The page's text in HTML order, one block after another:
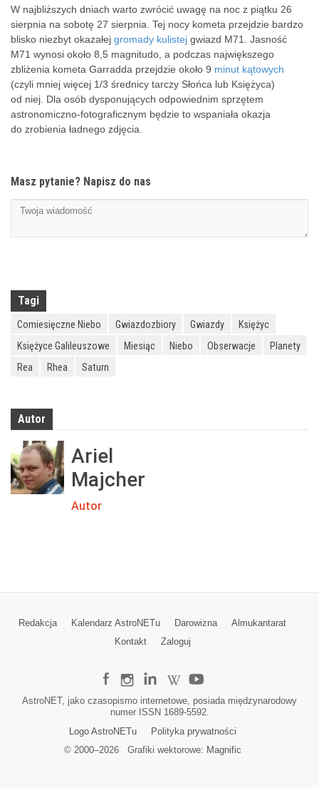
W najbliższych dniach warto zwrócić uwagę na noc z piątku 26
sierpnia na sobotę 27 sierpnia. Tej nocy kometa przejdzie bardzo
blisko niezbyt okazałej gromady kulistej gwiazd M71. Jasność
M71 wynosi około 8,5 magnitudo, a podczas największego
zbliżenia kometa Garradda przejdzie około 9 minut kątowych
(czyli mniej więcej 1/3 średnicy tarczy Słońca lub Księżyca)
od niej. Dla osób dysponujących odpowiednim sprzętem
astronomiczno-fotograficznym będzie to wspaniała okazja
do zrobienia ładnego zdjęcia.
Masz pytanie? Napisz do nas
Tagi
Comiesięczne Niebo Gwiazdozbiory Gwiazdy
Księżyc
Księżyce Galileuszowe
Miesiąc Niebo Obserwacje
Planety
Rea
Rhea Saturn
Autor
Ariel
Majcher
Autor
Redakcja Kalendarz AstroNETu Darowizna
Almukantarat
Kontakt
Zaloguj
AstroNET, jako czasopismo internetowe, posiada międzynarodowy
numer ISSN 1689-5592.
Logo AstroNETu
Polityka prywatności
© 2000–2026Grafiki wektorowe: Magnific